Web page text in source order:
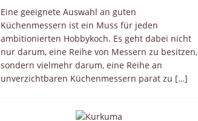
Eine geeignete Auswahl an guten
Küchenmessern ist ein Muss für jeden
ambitionierten Hobbykoch. Es geht dabei nicht
nur darum, eine Reihe von Messern zu besitzen,
sondern vielmehr darum, eine Reihe an
unverzichtbaren Küchenmessern parat zu […]